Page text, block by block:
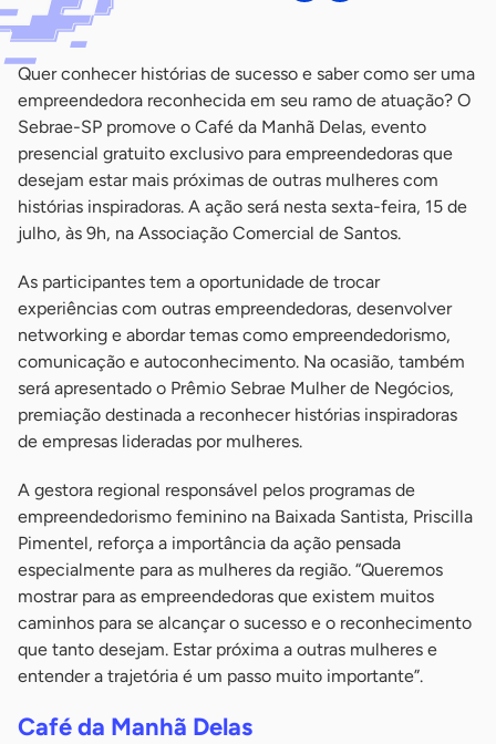
Quer conhecer histórias de sucesso e saber como ser uma
empreendedora reconhecida em seu ramo de atuação? O
Sebrae-SP promove o Café da Manhã Delas, evento
presencial gratuito exclusivo para empreendedoras que
desejam estar mais próximas de outras mulheres com
histórias inspiradoras. A ação será nesta sexta-feira, 15 de
julho, às 9h, na Associação Comercial de Santos.
As participantes tem a oportunidade de trocar
experiências com outras empreendedoras, desenvolver
networking e abordar temas como empreendedorismo,
comunicação e autoconhecimento. Na ocasião, também
será apresentado o Prêmio Sebrae Mulher de Negócios,
premiação destinada a reconhecer histórias inspiradoras
de empresas lideradas por mulheres.
A gestora regional responsável pelos programas de
empreendedorismo feminino na Baixada Santista, Priscilla
Pimentel, reforça a importância da ação pensada
especialmente para as mulheres da região. “Queremos
mostrar para as empreendedoras que existem muitos
caminhos para se alcançar o sucesso e o reconhecimento
que tanto desejam. Estar próxima a outras mulheres e
entender a trajetória é um passo muito importante”.
Café da Manhã Delas